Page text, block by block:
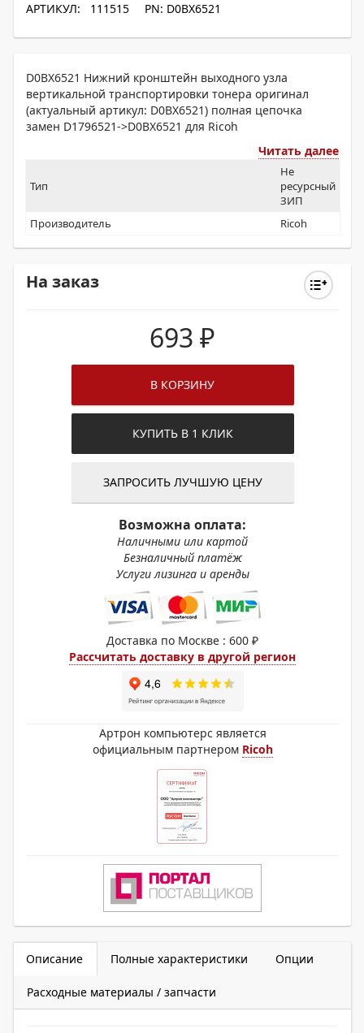
АРТИКУЛ: 111515 PN: D0BX6521
D0BX6521 Нижний кронштейн выходного узла
вертикальной транспортировки тонера оригинал
(актуальный артикул: D0BX6521) полная цепочка
замен D1796521->D0BX6521 для Ricoh
Читать далее
Тип
Не
ресурсный
ЗИП
Производитель
Ricoh
На заказ
693 ₽
В КОРЗИНУ
КУПИТЬ В 1 КЛИК
ЗАПРОСИТЬ ЛУЧШУЮ ЦЕНУ
Возможна оплата:
Наличными или картой
Безналичный платёж
Услуги лизинга и аренды
Доставка по Москве : 600 ₽
Рассчитать доставку в другой регион
Артрон компьютерс является
официальным партнером Ricoh
Описание Полные характеристики Опции
Расходные материалы / запчасти